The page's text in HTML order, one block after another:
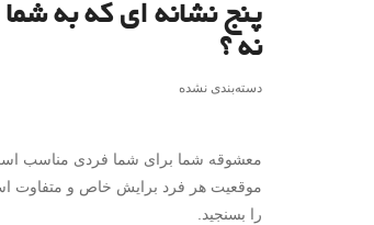
پنج نشانه ای که به
نه ؟
دسته‌بندی نشده
معشوقه شما برای شما فردی مناسب است
موقعیت هر فرد برایش خاص و متفاوت
را بسنجید.